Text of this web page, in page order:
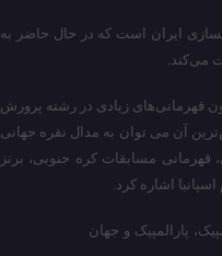
ایران است که در حال حاضر به
می‌کند.
قهرمانی‌های زیادی در رشته پرورش
آن می توان به مدال نقره جهانی
قهرمانی مسابقات کره جنوبی، برنز
اشاره کرد.